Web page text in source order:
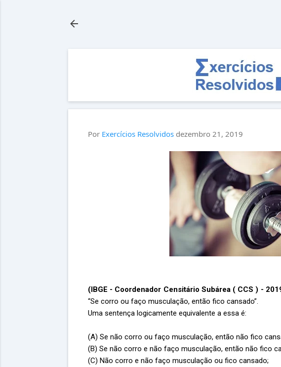
Por Exercícios Resolvidos dezembro 21, 2019
(IBGE - Coordenador Censitário Subárea ( CCS ) -
“Se corro ou faço musculação, então fico cansado”.
Uma sentença logicamente equivalente a essa é:
(A) Se não corro ou faço musculação, então não fico
(B) Se não corro e não faço musculação, então não fico
(C) Não corro e não faço musculação ou fico cansado;